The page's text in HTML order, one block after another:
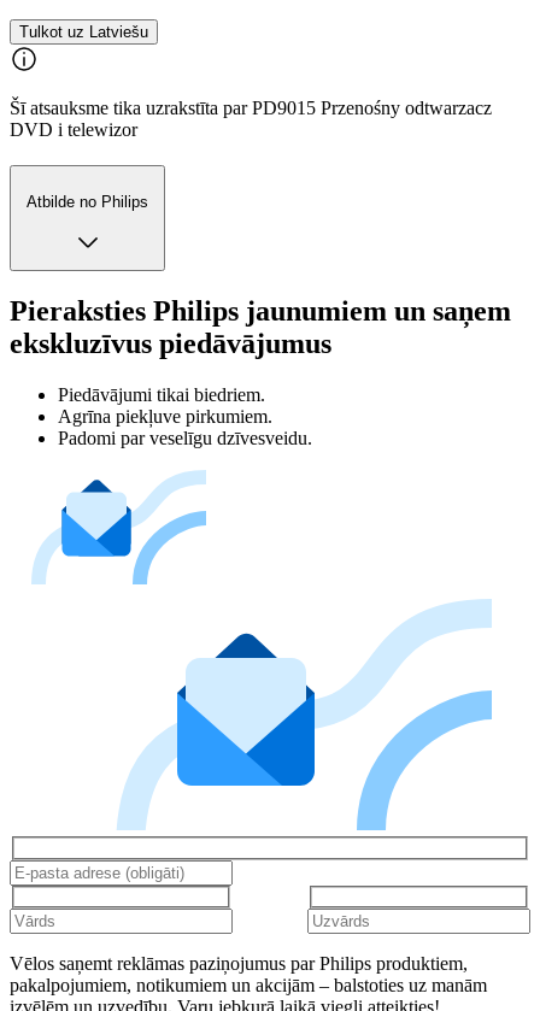
Tulkot uz Latviešu
Šī atsauksme tika uzrakstīta par PD9015 Przenośny odtwarzacz
DVD i telewizor
Atbilde no Philips
Pieraksties Philips jaunumiem un saņem
ekskluzīvus piedāvājumus
Piedāvājumi tikai biedriem.
Agrīna piekļuve pirkumiem.
Padomi par veselīgu dzīvesveidu.
Vēlos saņemt reklāmas paziņojumus par Philips produktiem,
pakalpojumiem, notikumiem un akcijām – balstoties uz manām